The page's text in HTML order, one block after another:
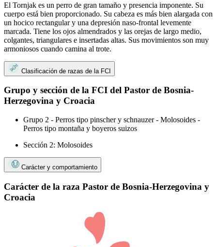
El Tornjak es un perro de gran tamaño y presencia imponente. Su
cuerpo está bien proporcionado. Su cabeza es más bien alargada con
un hocico rectangular y una depresión naso-frontal levemente
marcada. Tiene los ojos almendrados y las orejas de largo medio,
colgantes, triangulares e insertadas altas. Sus movimientos son muy
armoniosos cuando camina al trote.
Clasificación de razas de la FCI
Grupo y sección de la FCI del Pastor de Bosnia-
Herzegovina y Croacia
Grupo 2 - Perros tipo pinscher y schnauzer - Molosoides -
Perros tipo montaña y boyeros suizos
Sección 2: Molosoides
Carácter y comportamiento
Carácter de la raza Pastor de Bosnia-Herzegovina y
Croacia